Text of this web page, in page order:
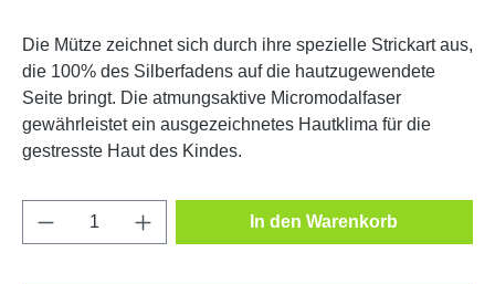
Die Mütze zeichnet sich durch ihre spezielle Strickart aus,
die 100% des Silberfadens auf die hautzugewendete
Seite bringt. Die atmungsaktive Micromodalfaser
gewährleistet ein ausgezeichnetes Hautklima für die
gestresste Haut des Kindes.
Produkt Anzahl: Gib den gewünschten
In den Warenkorb